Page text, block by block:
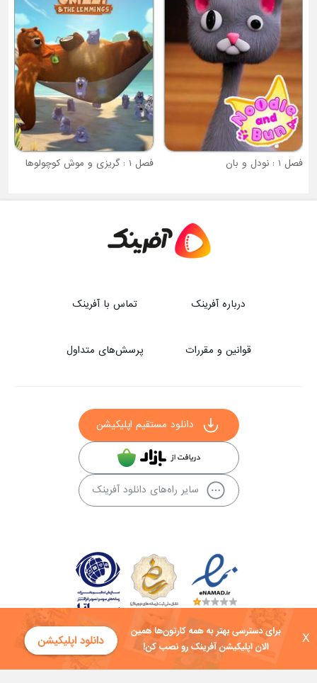
X
فصل 1 : نودل و بان فصل 1 : گریزی و موش کوچولوها
درباره آفرینک تماس با آفرینک
قوانین و مقررات پرسش‌های متداول
دانلود مستقیم اپلیکیشن
سایر راه‌های دانلود آفرینک
کلیه حقوق این سایت به شرکت توسعه فناوی هفت آسمان توکان تعلق دارد و